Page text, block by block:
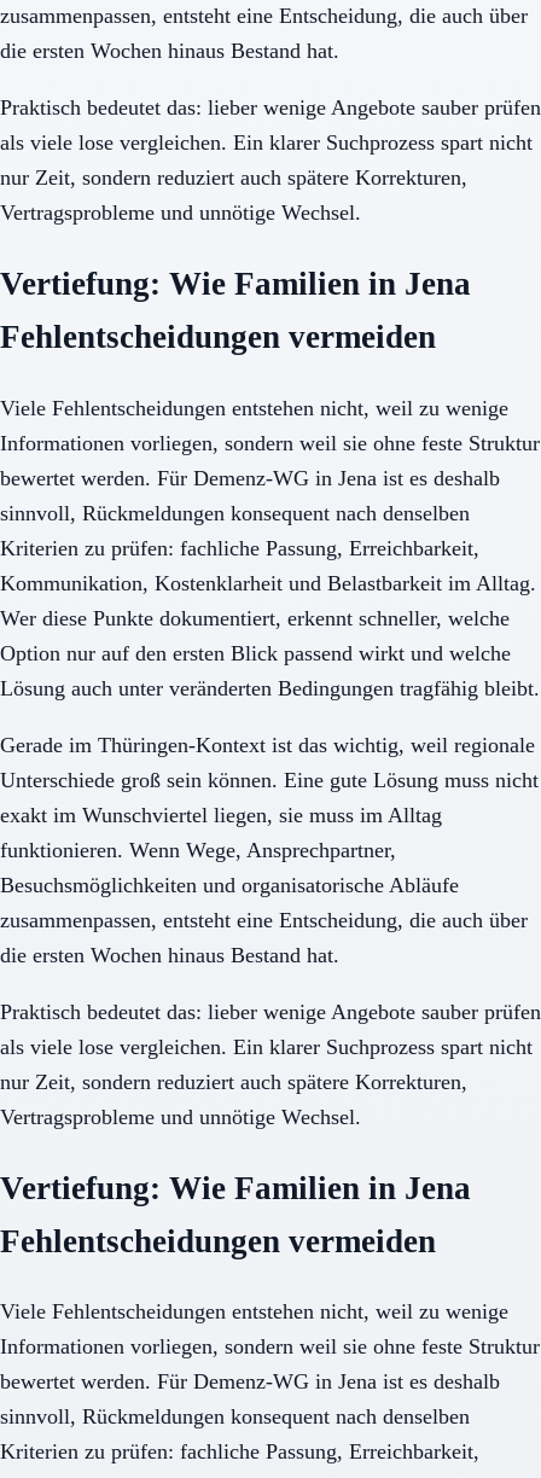
zusammenpassen, entsteht eine Entscheidung, die auch über
die ersten Wochen hinaus Bestand hat.
Praktisch bedeutet das: lieber wenige Angebote sauber prüfen
als viele lose vergleichen. Ein klarer Suchprozess spart nicht
nur Zeit, sondern reduziert auch spätere Korrekturen,
Vertragsprobleme und unnötige Wechsel.
Vertiefung: Wie Familien in Jena
Fehlentscheidungen vermeiden
Viele Fehlentscheidungen entstehen nicht, weil zu wenige
Informationen vorliegen, sondern weil sie ohne feste Struktur
bewertet werden. Für Demenz-WG in Jena ist es deshalb
sinnvoll, Rückmeldungen konsequent nach denselben
Kriterien zu prüfen: fachliche Passung, Erreichbarkeit,
Kommunikation, Kostenklarheit und Belastbarkeit im Alltag.
Wer diese Punkte dokumentiert, erkennt schneller, welche
Option nur auf den ersten Blick passend wirkt und welche
Lösung auch unter veränderten Bedingungen tragfähig bleibt.
Gerade im Thüringen-Kontext ist das wichtig, weil regionale
Unterschiede groß sein können. Eine gute Lösung muss nicht
exakt im Wunschviertel liegen, sie muss im Alltag
funktionieren. Wenn Wege, Ansprechpartner,
Besuchsmöglichkeiten und organisatorische Abläufe
zusammenpassen, entsteht eine Entscheidung, die auch über
die ersten Wochen hinaus Bestand hat.
Praktisch bedeutet das: lieber wenige Angebote sauber prüfen
als viele lose vergleichen. Ein klarer Suchprozess spart nicht
nur Zeit, sondern reduziert auch spätere Korrekturen,
Vertragsprobleme und unnötige Wechsel.
Vertiefung: Wie Familien in Jena
Fehlentscheidungen vermeiden
Viele Fehlentscheidungen entstehen nicht, weil zu wenige
Informationen vorliegen, sondern weil sie ohne feste Struktur
bewertet werden. Für Demenz-WG in Jena ist es deshalb
sinnvoll, Rückmeldungen konsequent nach denselben
Kriterien zu prüfen: fachliche Passung, Erreichbarkeit,